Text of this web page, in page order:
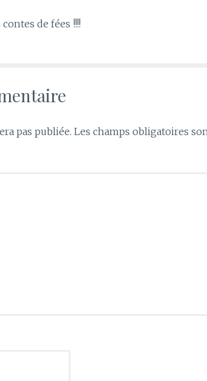
de fées !!!!
pas publiée. Les champs obligatoires